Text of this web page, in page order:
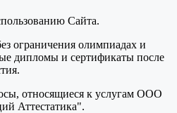
Сайта.
ограничения олимпиадах и
дипломы и сертификаты после
относящиеся к услугам ООО
Аттестатика".